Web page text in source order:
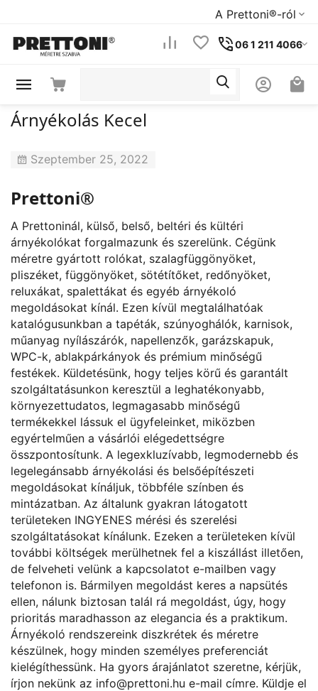
A Prettoni®-ról
06 1 211 4066
Árnyékolás Kecel
Szeptember 25, 2022
Prettoni®
A Prettoninál, külső, belső, beltéri és kültéri
árnyékolókat forgalmazunk és szerelünk. Cégünk
méretre gyártott rolókat, szalagfüggönyöket,
pliszéket, függönyöket, sötétítőket, redőnyöket,
reluxákat, spalettákat és egyéb árnyékoló
megoldásokat kínál. Ezen kívül megtalálhatóak
katalógusunkban a tapéták, szúnyoghálók, karnisok,
műanyag nyílászárók, napellenzők, garázskapuk,
WPC-k, ablakpárkányok és prémium minőségű
festékek. Küldetésünk, hogy teljes körű és garantált
szolgáltatásunkon keresztül a leghatékonyabb,
környezettudatos, legmagasabb minőségű
termékekkel lássuk el ügyfeleinket, miközben
egyértelműen a vásárlói elégedettségre
összpontosítunk. A legexkluzívabb, legmodernebb és
legelegánsabb árnyékolási és belsőépítészeti
megoldásokat kínáljuk, többféle színben és
mintázatban. Az általunk gyakran látogatott
területeken INGYENES mérési és szerelési
szolgáltatásokat kínálunk. Ezeken a területeken kívül
további költségek merülhetnek fel a kiszállást illetően,
de felveheti velünk a kapcsolatot e-mailben vagy
telefonon is. Bármilyen megoldást keres a napsütés
ellen, nálunk biztosan talál rá megoldást, úgy, hogy
prioritás maradhasson az elegancia és a praktikum.
Árnyékoló rendszereink diszkrétek és méretre
készülnek, hogy minden személyes preferenciát
kielégíthessünk. Ha gyors árajánlatot szeretne, kérjük,
írjon nekünk az info@prettoni.hu e-mail címre. Küldje el